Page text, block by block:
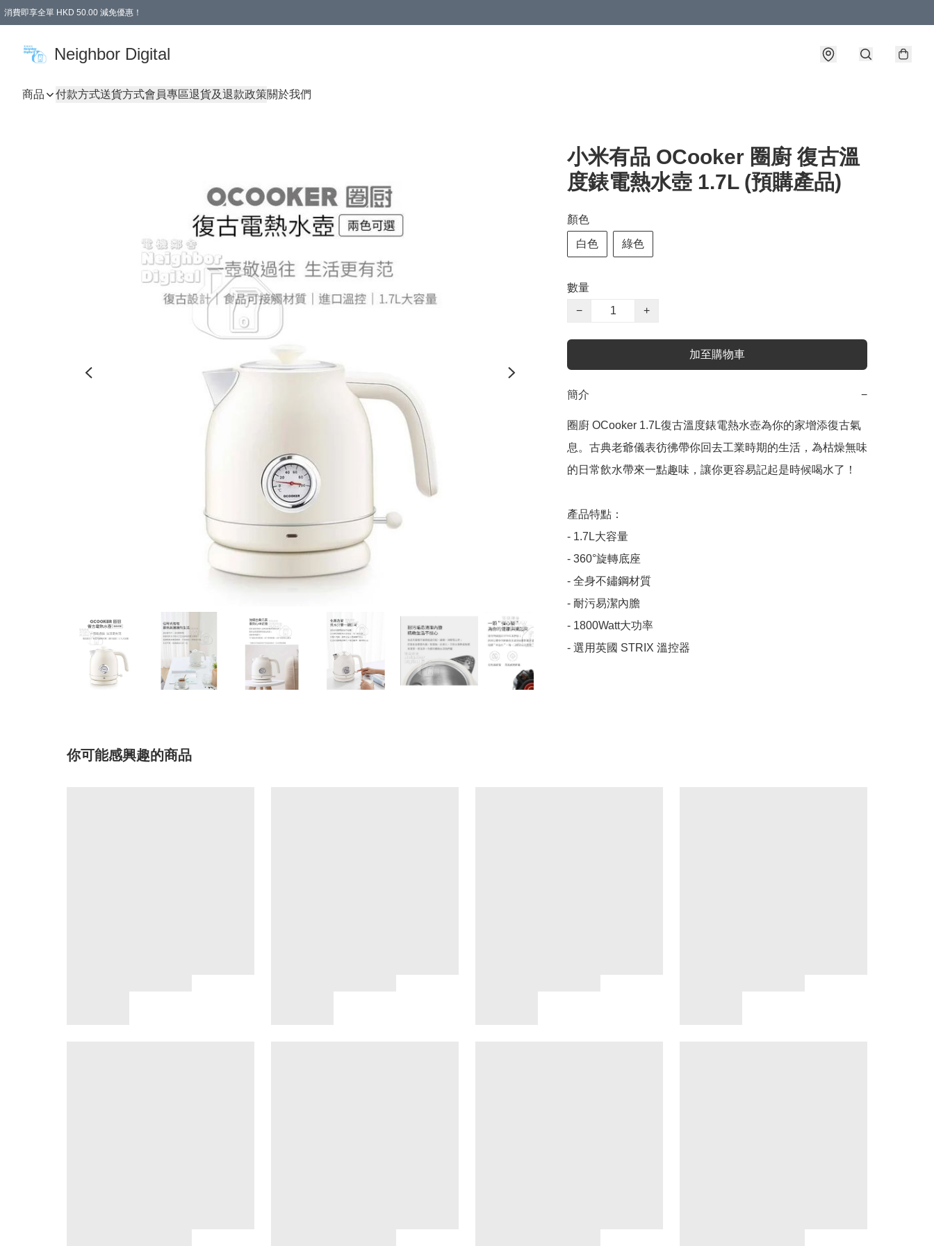
消費即享全單 HKD 50.00 減免優惠！
Neighbor Digital
商品 付款方式送貨方式會員專區退貨及退款政策關於我們
小米有品 OCooker 圈廚 復古溫
度錶電熱水壺 1.7L (預購產品)
顏色
白色 綠色
數量
−
+
加至購物車
簡介 −
圈廚 OCooker 1.7L復古溫度錶電熱水壺為你的家增添復古氣
息。古典老爺儀表彷彿帶你回去工業時期的生活，為枯燥無味
的日常飲水帶來一點趣味，讓你更容易記起是時候喝水了！
產品特點：
- 1.7L大容量
- 360°旋轉底座
- 全身不鏽鋼材質
- 耐污易潔內膽
- 1800Watt大功率
- 選用英國 STRIX 溫控器
你可能感興趣的商品